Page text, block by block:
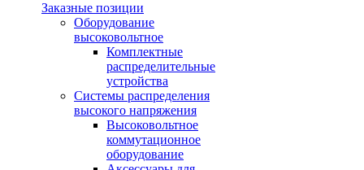
Заказные позиции
Оборудование
высоковольтное
Комплектные
распределительные
устройства
Системы распределения
высокого напряжения
Высоковольтное
коммутационное
оборудование